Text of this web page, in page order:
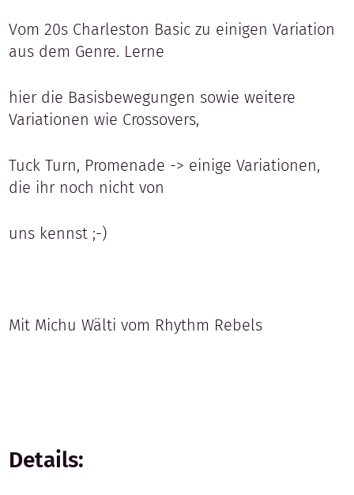
Vom 20s Charleston Basic zu einigen Variation
aus dem Genre. Lerne
hier die Basisbewegungen sowie weitere
Variationen wie Crossovers,
Tuck Turn, Promenade -> einige Variationen,
die ihr noch nicht von
uns kennst ;-)
Mit Michu Wälti vom Rhythm Rebels
Details: